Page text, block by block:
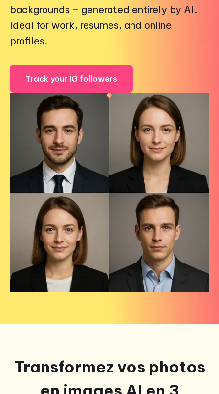
backgrounds – generated entirely by AI.
Ideal for work, resumes, and online
profiles.
Track your IG followers
Transformez vos photos
en images AI en 3